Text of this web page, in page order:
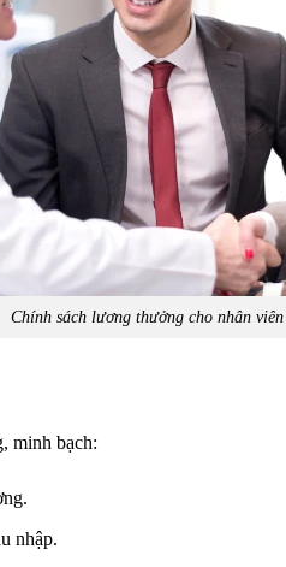
Chính sách lương thưởng cho nhân
minh bạch:
nhập.